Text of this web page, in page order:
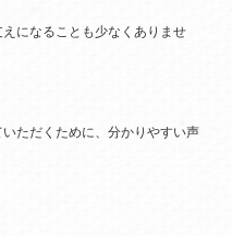
になることも少なくありませ
ただくために、分かりやすい声